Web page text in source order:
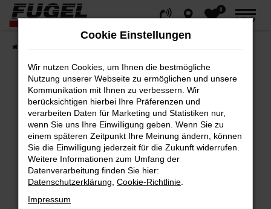
Zum
Hauptinhalt
springen
0
MENÜ
Fehler: Network Error
Beim Laden ist ein Fehler aufgetreten.
Hier sind ein paar Tipps, die dir helfen können:
Überprüfe deine Firewall und deine
Internetverbindung.
Laden andere Webseiten, zum Beispiel
Cookie Einstellungen
Wir nutzen Cookies, um Ihnen die bestmögliche
Nutzung unserer Webseite zu ermöglichen und unsere
Kommunikation mit Ihnen zu verbessern. Wir
berücksichtigen hierbei Ihre Präferenzen und
verarbeiten Daten für Marketing und Statistiken nur,
wenn Sie uns Ihre Einwilligung geben. Wenn Sie zu
einem späteren Zeitpunkt Ihre Meinung ändern, können
Sie die Einwilligung jederzeit für die Zukunft widerrufen.
Weitere Informationen zum Umfang der
Datenverarbeitung finden Sie hier:
Datenschutzerklärung Cookie-Richtlinie
Impressum